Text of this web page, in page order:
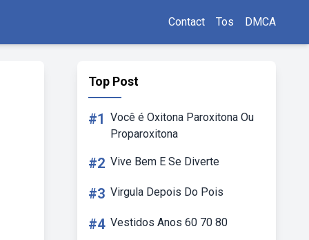
Contact Tos DMCA
Top Post
#1 Você é Oxitona Paroxitona Ou
Proparoxitona
#2 Vive Bem E Se Diverte
#3 Virgula Depois Do Pois
#4 Vestidos Anos 60 70 80